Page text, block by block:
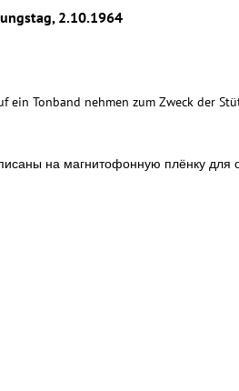
2.10.1964
ein Tonband nehmen zum Zweck der
на магнитофонную плёнку для